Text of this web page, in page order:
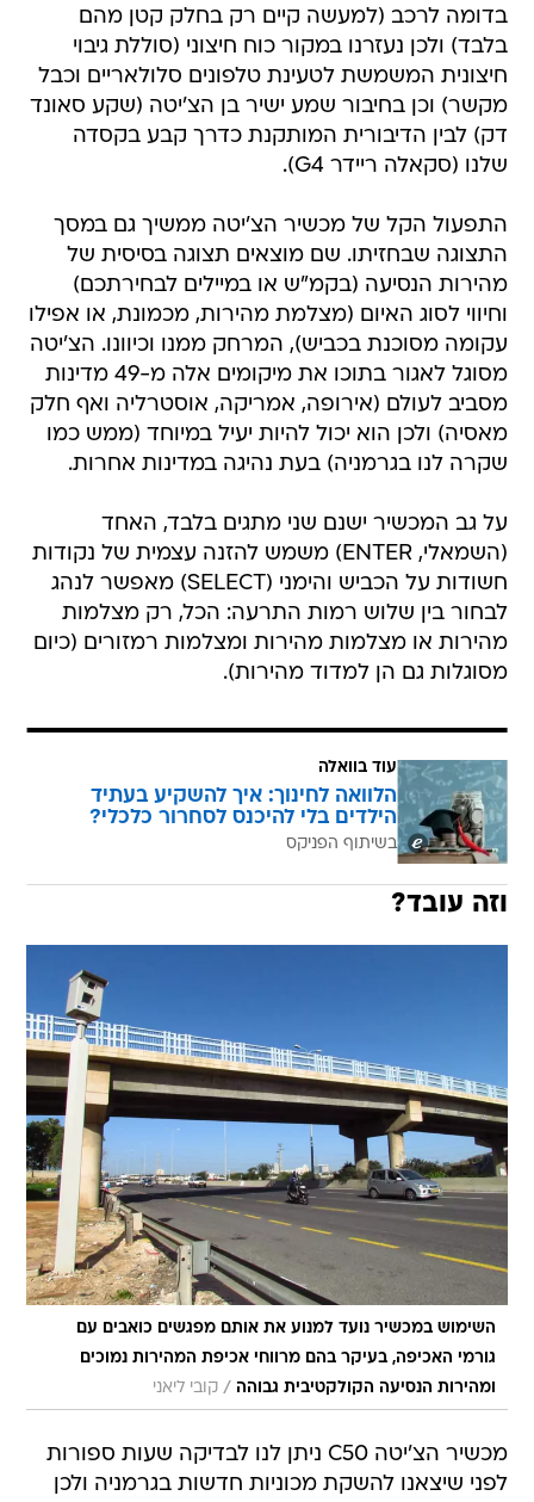
בדומה לרכב (למעשה קיים רק בחלק קטן מהם
בלבד) ולכן נעזרנו במקור כוח חיצוני (סוללת גיבוי
חיצונית המשמשת לטעינת טלפונים סלולאריים וכבל
מקשר) וכן בחיבור שמע ישיר בן הצ'יטה (שקע סאונד
דק) לבין הדיבורית המותקנת כדרך קבע בקסדה
שלנו (סקאלה ריידר G4).
התפעול הקל של מכשיר הצ'יטה ממשיך גם במסך
התצוגה שבחזיתו. שם מוצאים תצוגה בסיסית של
מהירות הנסיעה (בקמ"ש או במיילים לבחירתכם)
וחיווי לסוג האיום (מצלמת מהירות, מכמונת, או אפילו
עקומה מסוכנת בכביש), המרחק ממנו וכיוונו. הצ'יטה
מסוגל לאגור בתוכו את מיקומים אלה מ-49 מדינות
מסביב לעולם (אירופה, אמריקה, אוסטרליה ואף חלק
מאסיה) ולכן הוא יכול להיות יעיל במיוחד (ממש כמו
שקרה לנו בגרמניה) בעת נהיגה במדינות אחרות.
על גב המכשיר ישנם שני מתגים בלבד, האחד
(השמאלי, ENTER) משמש להזנה עצמית של נקודות
חשודות על הכביש והימני (SELECT) מאפשר לנהג
לבחור בין שלוש רמות התרעה: הכל, רק מצלמות
מהירות או מצלמות מהירות ומצלמות רמזורים (כיום
מסוגלות גם הן למדוד מהירות).
עוד בוואלה
הלוואה לחינוך: איך להשקיע בעתיד
הילדים בלי להיכנס לסחרור כלכלי?
בשיתוף הפניקס
וזה עובד?
השימוש במכשיר נועד למנוע את אותם מפגשים כואבים עם
גורמי האכיפה, בעיקר בהם מרווחי אכיפת המהירות נמוכים
ומהירות הנסיעה הקולקטיבית גבוהה / קובי ליאני
מכשיר הצ'יטה C50 ניתן לנו לבדיקה שעות ספורות
לפני שיצאנו להשקת מכוניות חדשות בגרמניה ולכן